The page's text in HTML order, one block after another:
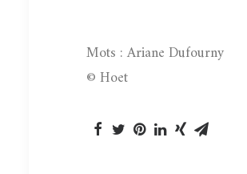
Mots : Ariane Dufourny
© Hoet